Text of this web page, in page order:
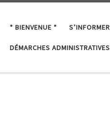
* BIENVENUE * S’INFORMER
DÉMARCHES ADMINISTRATIVES